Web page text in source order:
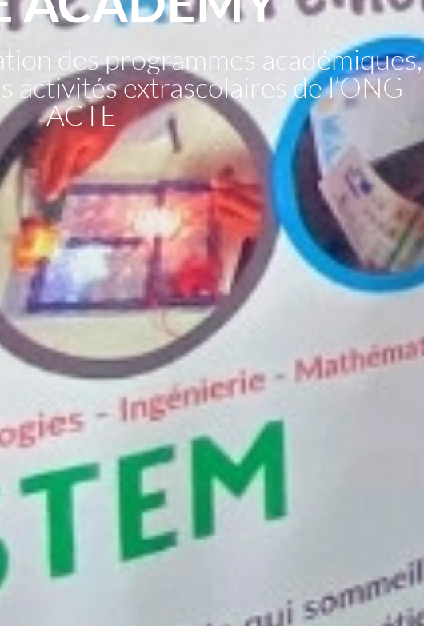
des programmes académiques,
activités extrascolaires de l’ONG
ACTE